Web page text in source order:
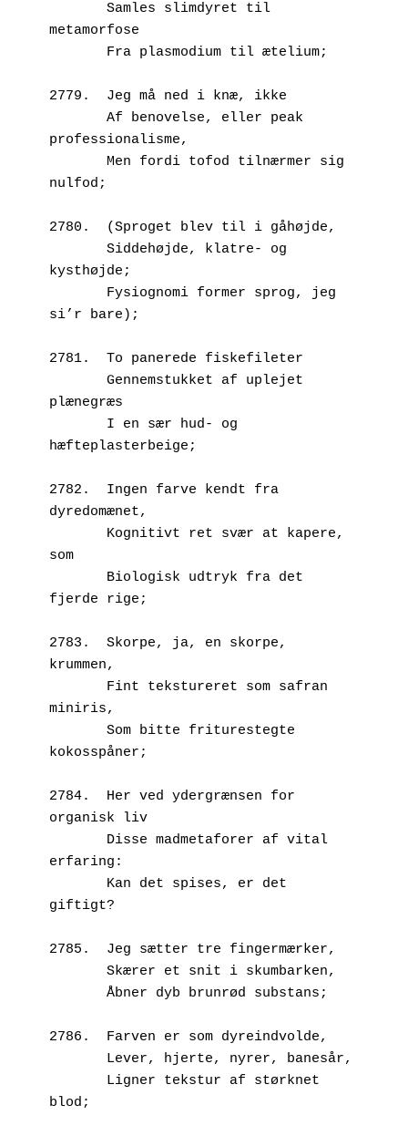
metamorfose
       Fra plasmodium til ætelium;
2779.  Jeg må ned i knæ, ikke
professionalisme,
nulfod;
2780.  (Sproget blev til i gåhøjde,
kysthøjde;
si’r bare);
2781.  To panerede fiskefileter
plænegræs
hæfteplasterbeige;
2782.  Ingen farve kendt fra
dyredomænet,
som
fjerde rige;
2783.  Skorpe, ja, en skorpe,
krummen,
miniris,
kokosspåner;
2784.  Her ved ydergrænsen for
organisk liv
erfaring:
giftigt?
2785.  Jeg sætter tre fingermærker,
       Skærer et snit i skumbarken,
       Åbner dyb brunrød substans;
2786.  Farven er som dyreindvolde,
       Lever, hjerte, nyrer, banesår,
blod;